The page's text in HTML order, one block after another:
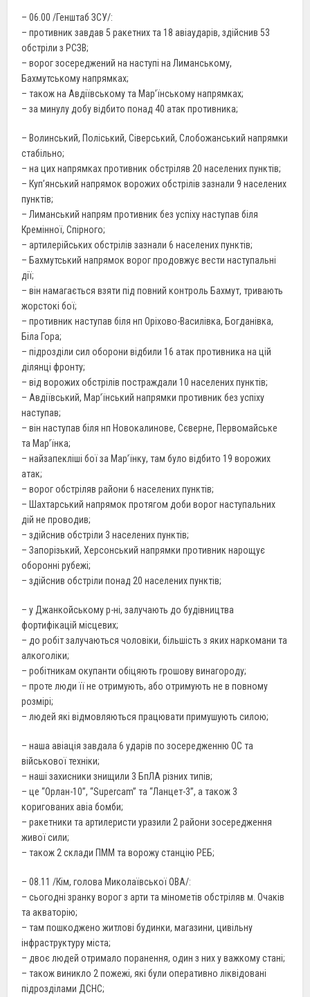
– 06.00 /Генштаб ЗСУ/:
– противник завдав 5 ракетних та 18 авіаударів, здійснив 53
обстріли з РСЗВ;
– ворог зосереджений на наступі на Лиманському,
Бахмутському напрямках;
– також на Авдіївському та Мар’їнському напрямках;
– за минулу добу відбито понад 40 атак противника;
– Волинський, Поліський, Сіверський, Слобожанський напрямки
стабільно;
– на цих напрямках противник обстріляв 20 населених пунктів;
– Куп’янський напрямок ворожих обстрілів зазнали 9 населених
пунктів;
– Лиманський напрям противник без успіху наступав біля
Кремінної, Спірного;
– артилерійських обстрілів зазнали 6 населених пунктів;
– Бахмутський напрямок ворог продовжує вести наступальні
дії;
– він намагається взяти під повний контроль Бахмут, тривають
жорстокі бої;
– противник наступав біля нп Оріхово-Василівка, Богданівка,
Біла Гора;
– підрозділи сил оборони відбили 16 атак противника на цій
ділянці фронту;
– від ворожих обстрілів постраждали 10 населених пунктів;
– Авдіївський, Мар’їнський напрямки противник без успіху
наступав;
– він наступав біля нп Новокалинове, Сєверне, Первомайське
та Мар’їнка;
– найзапекліші бої за Мар’їнку, там було відбито 19 ворожих
атак;
– ворог обстріляв райони 6 населених пунктів;
– Шахтарський напрямок протягом доби ворог наступальних
дій не проводив;
– здійснив обстріли 3 населених пунктів;
– Запорізький, Херсонський напрямки противник нарощує
оборонні рубежі;
– здійснив обстріли понад 20 населених пунктів;
– у Джанкойському р-ні, залучають до будівництва
фортифікацій місцевих;
– до робіт залучаються чоловіки, більшість з яких наркомани та
алкоголіки;
– робітникам окупанти обіцяють грошову винагороду;
– проте люди її не отримують, або отримують не в повному
розмірі;
– людей які відмовляються працювати примушують силою;
– наша авіація завдала 6 ударів по зосередженню ОС та
військової техніки;
– наші захисники знищили 3 БпЛА різних типів;
– це “Орлан-10”, “Supercam” та “Ланцет-3”, а також 3
коригованих авіа бомби;
– ракетники та артилеристи уразили 2 райони зосередження
живої сили;
– також 2 склади ПММ та ворожу станцію РЕБ;
– 08.11 /Кім, голова Миколаївської ОВА/:
– сьогодні зранку ворог з арти та мінометів обстріляв м. Очаків
та акваторію;
– там пошкоджено житлові будинки, магазини, цивільну
інфраструктуру міста;
– двоє людей отримало поранення, один з них у важкому стані;
– також виникло 2 пожежі, які були оперативно ліквідовані
підрозділами ДСНС;